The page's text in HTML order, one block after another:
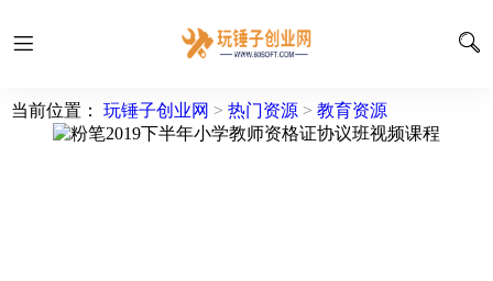
当前位置： 玩锤子创业网 > 热门资源 > 教育资源